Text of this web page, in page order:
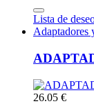
Lista de
Adaptadores
26.05 €